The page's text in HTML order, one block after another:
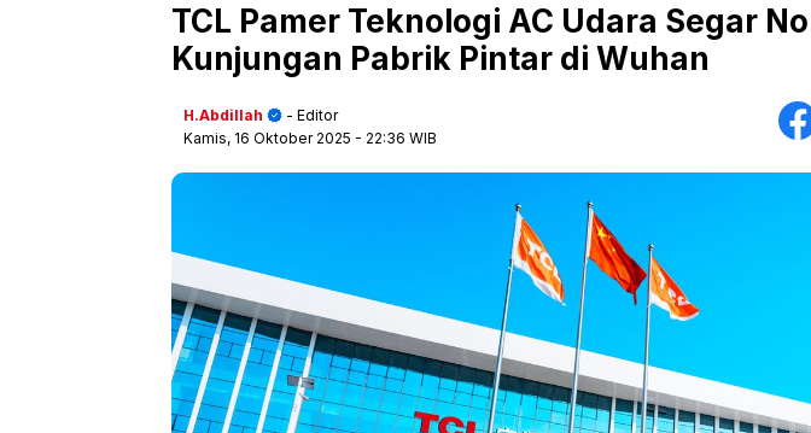
TCL Pamer Teknologi AC Udara Segar
Kunjungan Pabrik Pintar di Wuhan
H.Abdillah
- Editor
Kamis, 16 Oktober 2025 - 22:36 WIB